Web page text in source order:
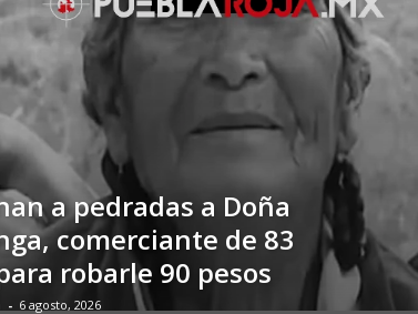
a pedradas a Doña
comerciante de 83
robarle 90 pesos
- 6 agosto, 2026